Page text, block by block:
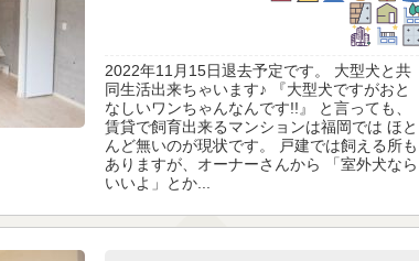
2022年11月15日退去予定です。 大型犬と共
同生活出来ちゃいます♪ 『大型犬ですがおと
なしいワンちゃんなんです!!』 と言っても、
賃貸で飼育出来るマンションは福岡では ほと
んど無いのが現状です。 戸建では飼える所も
ありますが、オーナーさんから 「室外犬なら
いいよ」とか...